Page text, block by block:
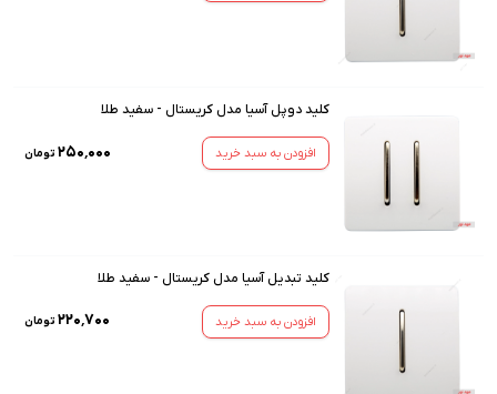
کلید دوپل آسیا مدل کریستال - سفید طلا
افزودن به سبد خرید ۲۵۰٬۰۰۰ تومان
کلید تبدیل آسیا مدل کریستال - سفید طلا
افزودن به سبد خرید ۲۲۰٬۷۰۰ تومان